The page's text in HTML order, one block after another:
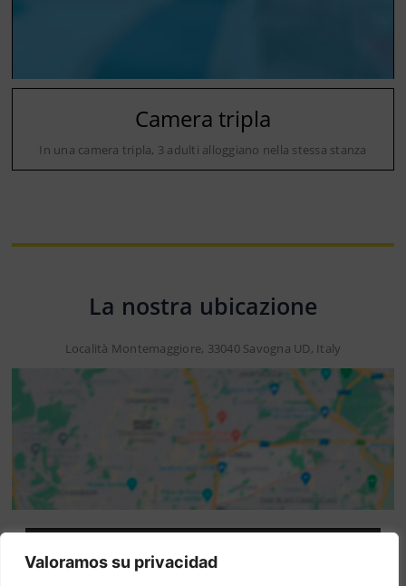
Valoramos su privacidad
Camera tripla
In una camera tripla, 3 adulti alloggiano nella stessa stanza
La nostra ubicazione
Località Montemaggiore, 33040 Savogna UD, Italy
Attenzione: questo non è un sito ufficiale. Questo sito
contiene informazioni sull hotel e offre un servizio di